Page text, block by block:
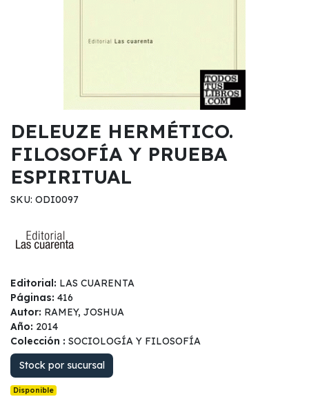
DELEUZE HERMÉTICO.
FILOSOFÍA Y PRUEBA
ESPIRITUAL
SKU: ODI0097
Editorial: LAS CUARENTA
Páginas: 416
Autor: RAMEY, JOSHUA
Año: 2014
Colección : SOCIOLOGÍA Y FILOSOFÍA
Stock por sucursal
Disponible